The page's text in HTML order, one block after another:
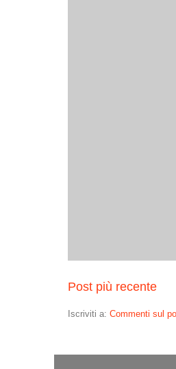
Post più recente
Iscriviti a: Commenti sul